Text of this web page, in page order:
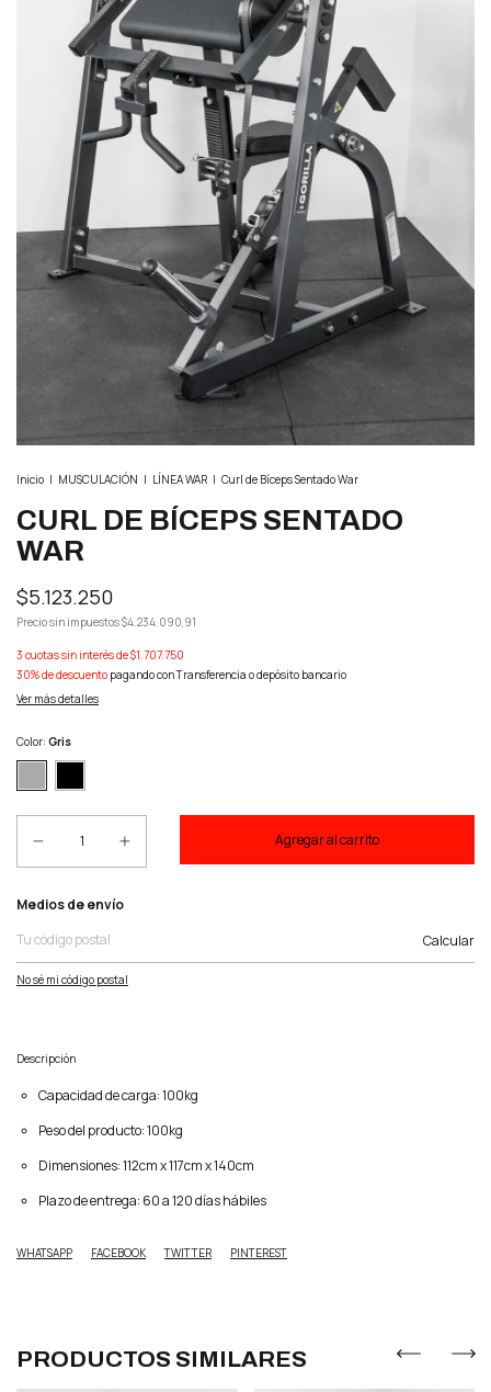
Inicio | MUSCULACIÓN | LÍNEA WAR | Curl de Bíceps Sentado War
CURL DE BÍCEPS SENTADO
WAR
$5.123.250
Precio sin impuestos$4.234.090,91
3 cuotas sin interés de$1.707.750
30% de descuento pagando con Transferencia o depósito bancario
Ver más detalles
Color: Gris
Entregas para el CP:
Medios de envío
Calcular
No sé mi código postal
Descripción
Capacidad de carga: 100kg
Peso del producto: 100kg
Dimensiones: 112cm x 117cm x 140cm
Plazo de entrega: 60 a 120 días hábiles
WHATSAPP FACEBOOK TWITTER PINTEREST
PRODUCTOS SIMILARES